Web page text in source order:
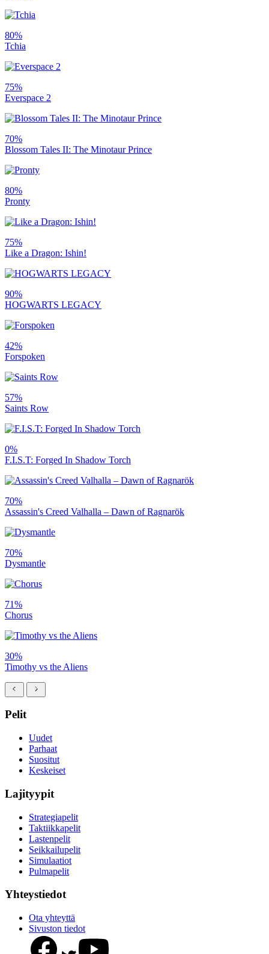
80%
Tchia
75%
Everspace 2
70%
Blossom Tales II: The Minotaur Prince
80%
Pronty
75%
Like a Dragon: Ishin!
90%
HOGWARTS LEGACY
42%
Forspoken
57%
Saints Row
0%
F.I.S.T: Forged In Shadow Torch
70%
Assassin's Creed Valhalla – Dawn of Ragnarök
70%
Dysmantle
71%
Chorus
30%
Timothy vs the Aliens
Pelit
Uudet
Parhaat
Suositut
Keskeiset
Lajityypit
Strategiapelit
Taktiikkapelit
Lastenpelit
Seikkailupelit
Simulaatiot
Pulmapelit
Yhteystiedot
Ota yhteyttä
Sivuston tiedot